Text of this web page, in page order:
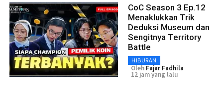
CoC Season 3 Ep.12
Menaklukkan Trik
Deduksi Museum dan
Sengitnya Territory
Battle
HIBURAN
Oleh Fajar Fadhila
12 jam yang lalu